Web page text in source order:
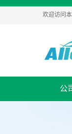
欢迎访问本
公